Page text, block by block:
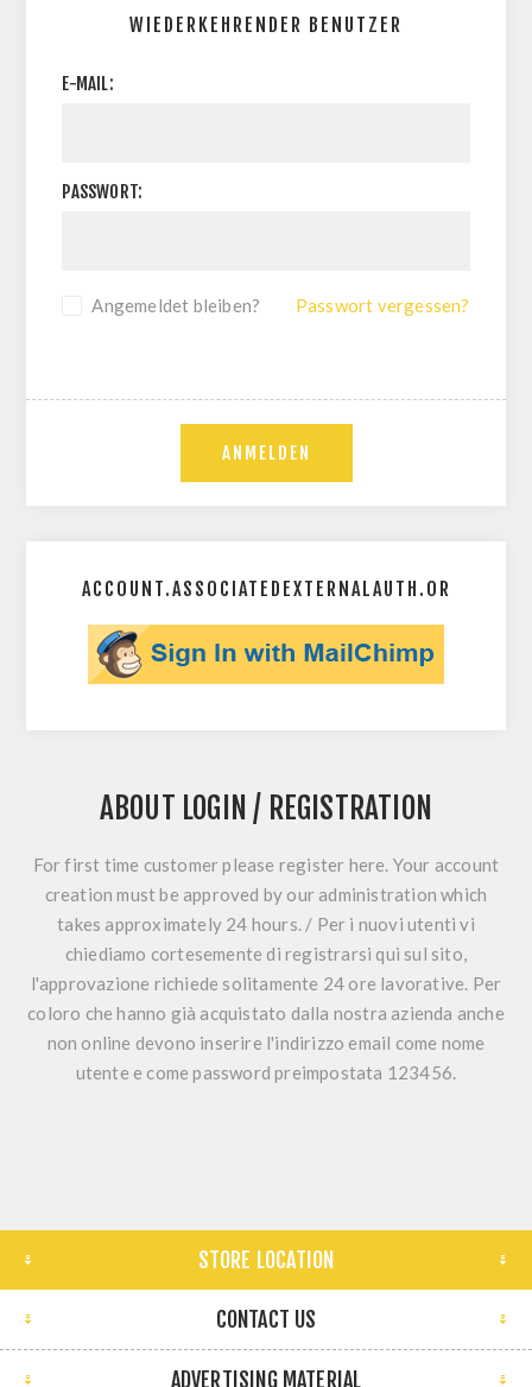
WIEDERKEHRENDER BENUTZER
E-MAIL:
PASSWORT:
Angemeldet bleiben? Passwort vergessen?
ACCOUNT.ASSOCIATEDEXTERNALAUTH.OR
ABOUT LOGIN / REGISTRATION
For first time customer please register here. Your account
creation must be approved by our administration which
takes approximately 24 hours. / Per i nuovi utenti vi
chiediamo cortesemente di registrarsi qui sul sito,
l'approvazione richiede solitamente 24 ore lavorative. Per
coloro che hanno già acquistato dalla nostra azienda anche
non online devono inserire l'indirizzo email come nome
utente e come password preimpostata 123456.
STORE LOCATION
CONTACT US
ADVERTISING MATERIAL